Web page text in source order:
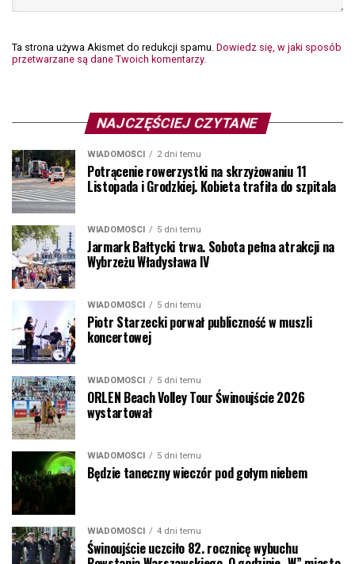
Ta strona używa Akismet do redukcji spamu. Dowiedz się, w jaki sposób
przetwarzane są dane Twoich komentarzy.
NAJCZĘŚCIEJ CZYTANE
WIADOMOŚCI 2 dni temu
Potrącenie rowerzystki na skrzyżowaniu 11
Listopada i Grodzkiej. Kobieta trafiła do szpitala
WIADOMOŚCI 5 dni temu
Jarmark Bałtycki trwa. Sobota pełna atrakcji na
Wybrzeżu Władysława IV
WIADOMOŚCI 5 dni temu
Piotr Starzecki porwał publiczność w muszli
koncertowej
WIADOMOŚCI 5 dni temu
ORLEN Beach Volley Tour Świnoujście 2026
wystartował
WIADOMOŚCI 5 dni temu
Będzie taneczny wieczór pod gołym niebem
WIADOMOŚCI 4 dni temu
Świnoujście uczciło 82. rocznicę wybuchu